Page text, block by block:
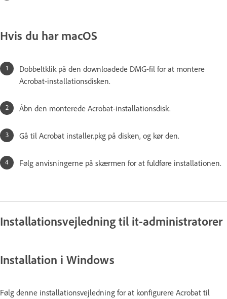
Hvis du har macOS
Dobbeltklik på den downloadede DMG-fil for at montere
Acrobat-installationsdisken.
Åbn den monterede Acrobat-installationsdisk.
Gå til Acrobat installer.pkg på disken, og kør den.
Følg anvisningerne på skærmen for at fuldføre installationen.
Installationsvejledning til it-administratorer
Installation i Windows
Følg denne installationsvejledning for at konfigurere Acrobat til